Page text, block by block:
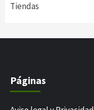
Tiendas
Páginas